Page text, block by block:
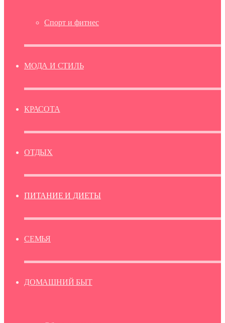
Спорт и фитнес
МОДА И СТИЛЬ
КРАСОТА
ОТДЫХ
ПИТАНИЕ И ДИЕТЫ
СЕМЬЯ
ДОМАШНИЙ БЫТ